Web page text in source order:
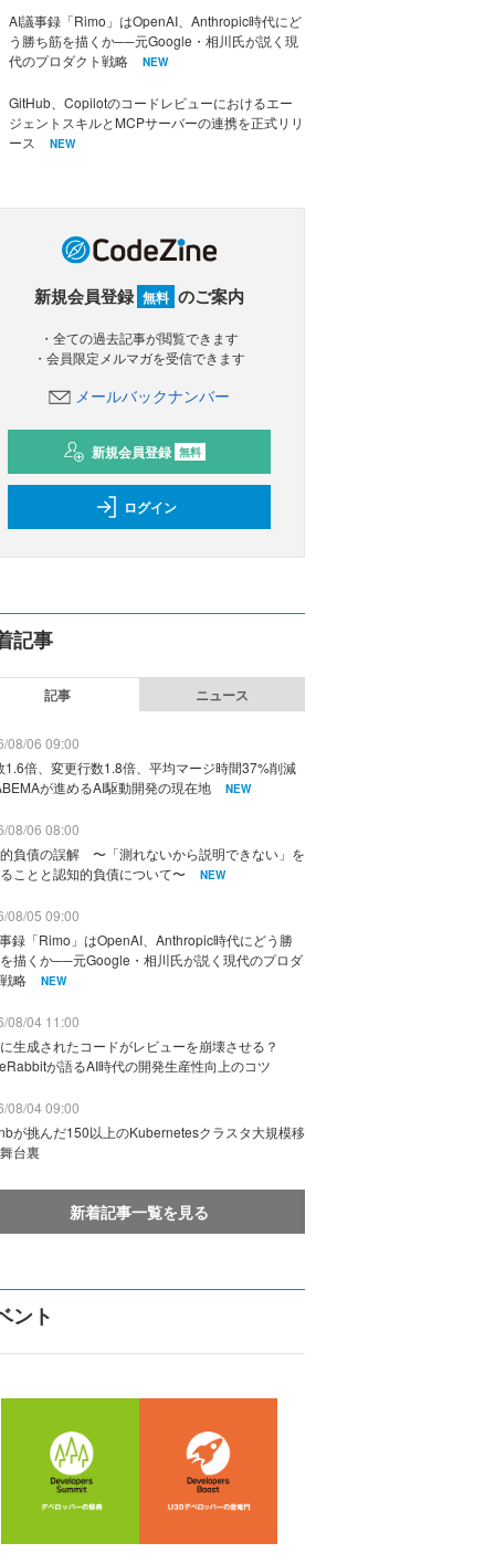
AI議事録「Rimo」はOpenAI、Anthropic時代にど
う勝ち筋を描くか──元Google・相川氏が説く現
代のプロダクト戦略
NEW
GitHub、Copilotのコードレビューにおけるエー
ジェントスキルとMCPサーバーの連携を正式リリ
ース
NEW
新規会員登録 無料 のご案内
・全ての過去記事が閲覧できます
・会員限定メルマガを受信できます
メールバックナンバー
新規会員登録 無料
ログイン
記事
記事 ニュース
08/06 09:00
1.6倍、変更行数1.8倍、平均マージ時間37%削減
が進めるAI駆動開発の現在地
NEW
08/06 08:00
負債の誤解 〜「測れないから説明できない」を
ことと認知的負債について〜
NEW
08/05 09:00
録「Rimo」はOpenAI、Anthropic時代にどう勝
描くか──元Google・相川氏が説く現代のプロダ
略
NEW
08/04 11:00
生成されたコードがレビューを崩壊させる？
が語るAI時代の開発生産性向上のコツ
08/04 09:00
が挑んだ150以上のKubernetesクラスタ大規模移
台裏
新着記事一覧を見る
ント